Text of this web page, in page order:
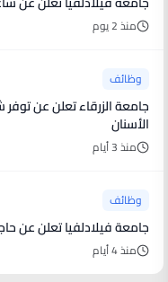
منذ 2 يوم
وظائف
جامعة الزرقاء تعلن عن
الأسنان
منذ 3 أيام
وظائف
جامعة فيلادلفيا تعلن عن
منذ 4 أيام